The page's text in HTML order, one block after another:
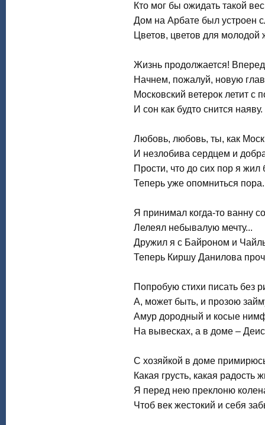
Кто мог бы ожидать такой
Дом на Арбате был устроен
Цветов, цветов для молодой
Жизнь продолжается!
Начнем, пожалуй, новую
Московский ветерок летит с
И сон как будто снится наяву.
Любовь, любовь, ты, как
И незлобива сердцем и
Прости, что до сих пор я жил
Теперь уже опомниться пора.
Я принимал когда-то ванну
Лелеял небывалую мечту...
Дружил я с Байроном и
Теперь Киршу Данилова
Попробую стихи писать без
А, может быть, и прозою
Амур дородный и косые
На вывесках, а в доме –
С хозяйкой в доме
Какая грусть, какая радость
Я перед нею преклоню
Чтоб век жестокий и себя